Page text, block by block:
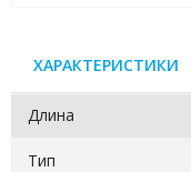
ХАРАКТЕРИСТИКИ
Длина
Тип